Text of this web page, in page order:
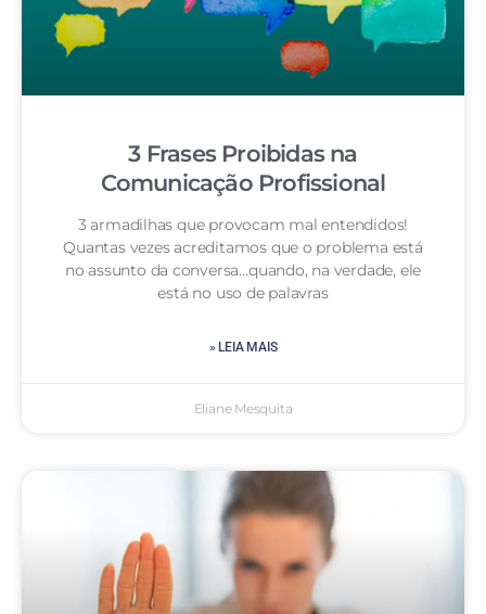
3 Frases Proibidas na
Comunicação Profissional
3 armadilhas que provocam mal entendidos!
Quantas vezes acreditamos que o problema está
no assunto da conversa…quando, na verdade, ele
está no uso de palavras
» LEIA MAIS
Eliane Mesquita